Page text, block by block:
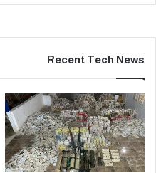
Recent Tech News